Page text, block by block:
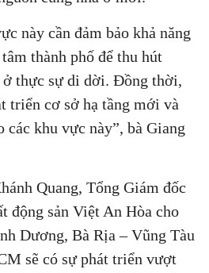
này cần đảm bảo khả năng
thành phố để thu hút
ở thực sự di dời. Đồng thời,
triển cơ sở hạ tầng mới và
các khu vực này”, bà Giang
Quang, Tổng Giám đốc
động sản Việt An Hòa cho
Dương, Bà Rịa – Vũng Tàu
sẽ có sự phát triển vượt
THÀNH
trực tiếp 24/7:
- 0819151818